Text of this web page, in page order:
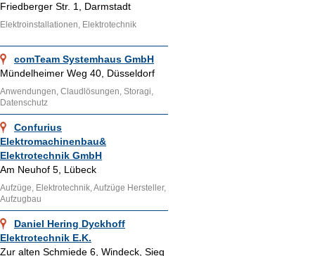
Friedberger Str. 1, Darmstadt
Elektroinstallationen, Elektrotechnik
comTeam Systemhaus GmbH
Mündelheimer Weg 40, Düsseldorf
Anwendungen, Claudlösungen, Storagi,
Datenschutz
Confurius
Elektromachinenbau&
Elektrotechnik GmbH
Am Neuhof 5, Lübeck
Aufzüge, Elektrotechnik, Aufzüge Hersteller,
Aufzugbau
Daniel Hering Dyckhoff
Elektrotechnik E.K.
Zur alten Schmiede 6, Windeck, Sieg